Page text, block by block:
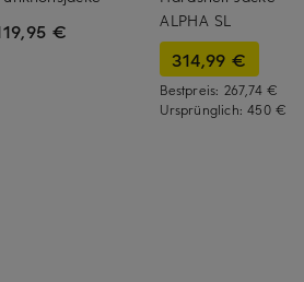
€
ALPHA SL
314,99 €
Bestpreis: 267,74 €
Ursprünglich:450 €